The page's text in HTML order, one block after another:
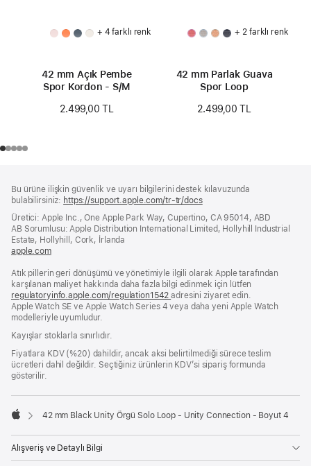
+ 4 farklı renk
42 mm Açık Pembe
Spor Kordon - S/M
2.499,00 TL
+ 2 farklı renk
42 mm Parlak Guava
Spor Loop
2.499,00 TL
Bilgi
Bu ürüne ilişkin güvenlik ve uyarı bilgilerini destek kılavuzunda
bulabilirsiniz: https://support.apple.com/tr-tr/docs(yeni
pencerede
açılır)
Üretici: Apple Inc., One Apple Park Way, Cupertino, CA 95014, ABD
AB Sorumlusu: Apple Distribution International Limited, Hollyhill Industrial
Estate, Hollyhill, Cork, İrlanda
apple.com(yeni
pencerede
açılır)
Atık pillerin geri dönüşümü ve yönetimiyle ilgili olarak Apple tarafından
karşılanan maliyet hakkında daha fazla bilgi edinmek için lütfen
regulatoryinfo.apple.com/regulation1542(yeni
bir
adresini ziyaret edin.
Apple Watch SE ve Apple Watch Series 4 veya daha yeni Apple Watch
modelleriyle uyumludur.
Kayışlar stoklarla sınırlıdır.
Fiyatlara KDV (%20) dahildir, ancak aksi belirtilmediği sürece teslim
ücretleri dahil değildir. Seçtiğiniz ürünlerin KDV’si sipariş formunda
gösterilir.
42 mm Black Unity Örgü Solo Loop - Unity Connection - Boyut 4
Alışveriş ve Detaylı Bilgi